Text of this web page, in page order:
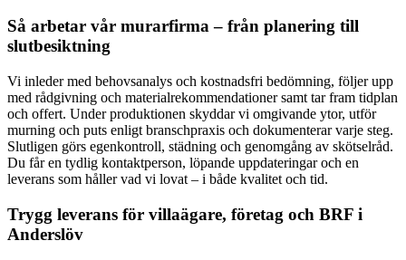
Så arbetar vår murarfirma – från planering till
slutbesiktning
Vi inleder med behovsanalys och kostnadsfri bedömning, följer upp
med rådgivning och materialrekommendationer samt tar fram tidplan
och offert. Under produktionen skyddar vi omgivande ytor, utför
murning och puts enligt branschpraxis och dokumenterar varje steg.
Slutligen görs egenkontroll, städning och genomgång av skötselråd.
Du får en tydlig kontaktperson, löpande uppdateringar och en
leverans som håller vad vi lovat – i både kvalitet och tid.
Trygg leverans för villaägare, företag och BRF i
Anderslöv